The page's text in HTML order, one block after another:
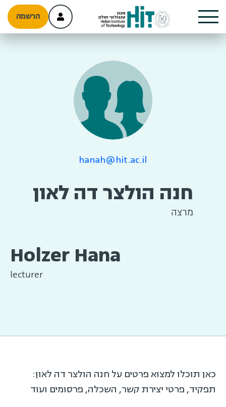
הרשמה
hanah@hit.ac.il
חנה הולצר דה לאון
מרצה
Holzer Hana
lecturer
כאן תוכלו למצוא פרטים על חנה הולצר דה לאון:
תפקיד, פרטי יצירת קשר, השכלה, פרסומים ועוד